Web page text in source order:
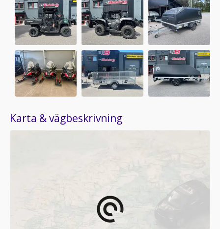
Karta & vägbeskrivning